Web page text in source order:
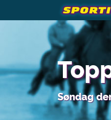
Søndag